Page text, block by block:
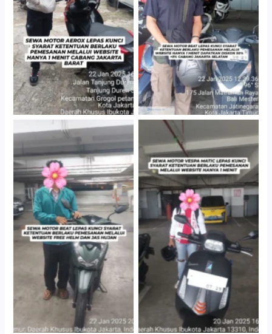
Cabang Jakarta Barat
Gedung Parkir P6A
Cityplaza Jatinegara
Gedung Parkir P6A
Cityplaza Jatinegara
Gedung Parkir P6A